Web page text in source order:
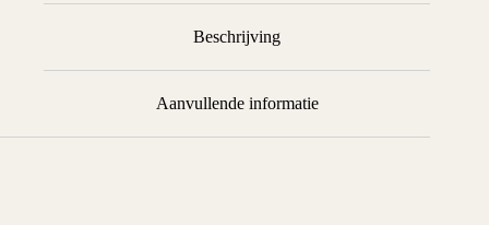
Beschrijving
Aanvullende informatie